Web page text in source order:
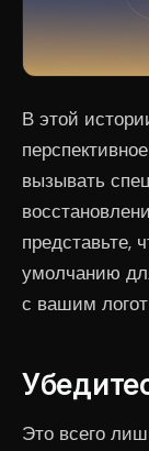
В этой
вызывать
представьте,
умолчанию
с вашим
Это всего